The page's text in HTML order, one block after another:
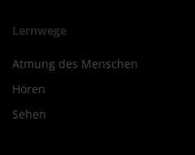
Lernwege
Atmung des Menschen
Hören
Sehen